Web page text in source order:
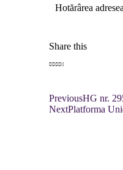
Hotărârea
Share this
PreviousHG nr.
NextPlatforma